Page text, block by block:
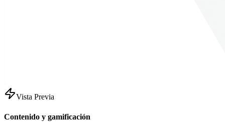
Vista Previa
Contenido y gamificación